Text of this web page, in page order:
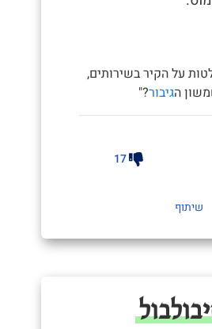
על הקיר בשירותים,
הגיבור?"
17
שיתוף